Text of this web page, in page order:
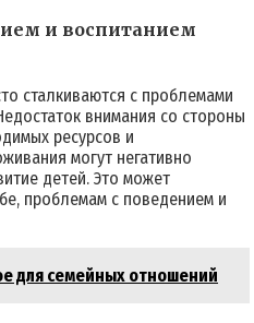
и воспитанием
сталкиваются с проблемами
внимания со стороны
ресурсов и
могут негативно
детей. Это может
проблемам с поведением и
для семейных отношений